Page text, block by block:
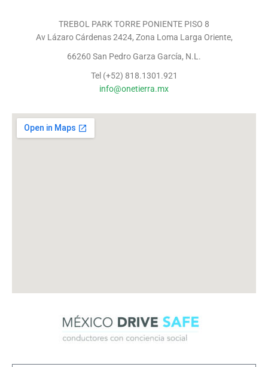
TREBOL PARK TORRE PONIENTE PISO 8
Av Lázaro Cárdenas 2424, Zona Loma Larga Oriente,
66260 San Pedro Garza García, N.L.
Tel (+52) 818.1301.921
info@onetierra.mx